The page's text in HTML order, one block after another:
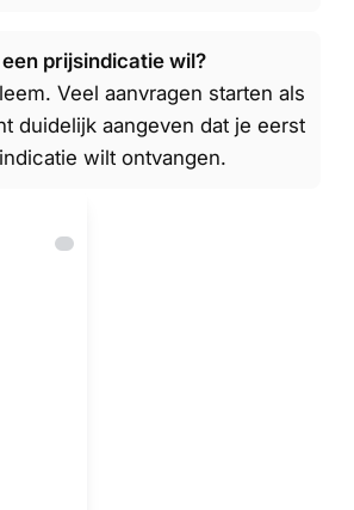
prijsindicatie wil?
Veel aanvragen starten als
duidelijk aangeven dat je eerst
wilt ontvangen.